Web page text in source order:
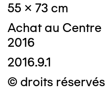
55 x 73 cm
Achat au Centre
2016
2016.9.1
© droits réservés